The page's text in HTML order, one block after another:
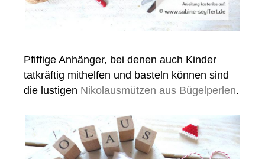
Pfiffige Anhänger, bei denen auch Kinder
tatkräftig mithelfen und basteln können sind
die lustigen Nikolausmützen aus Bügelperlen.